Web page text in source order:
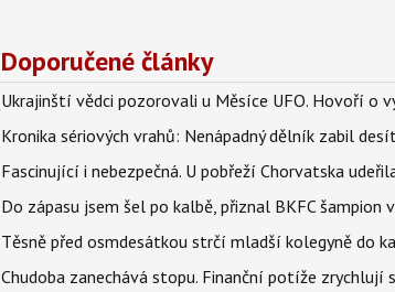
Doporučené články
Ukrajinští vědci pozorovali u Měsíce UFO. Hovoří o
Kronika sériových vrahů: Nenápadný dělník zabil
Fascinující i nebezpečná. U pobřeží Chorvatska
Do zápasu jsem šel po kalbě, přiznal BKFC šampion
Těsně před osmdesátkou strčí mladší kolegyně do
Chudoba zanechává stopu. Finanční potíže